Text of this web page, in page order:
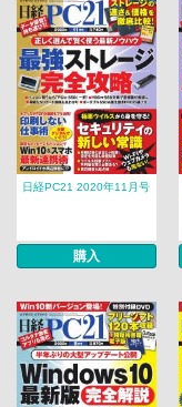
日経PC21 2020年11月号
購入